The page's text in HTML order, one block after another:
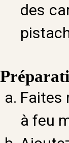
des
Faites
à feu